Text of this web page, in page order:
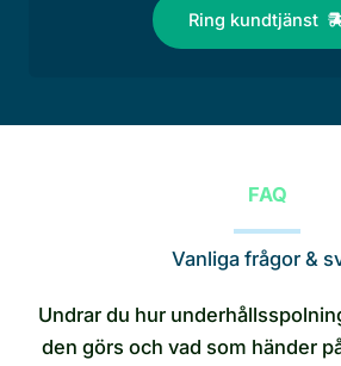
Ring kundtjänst
FAQ
Vanliga frågor &
Undrar du hur
den görs och vad som händer